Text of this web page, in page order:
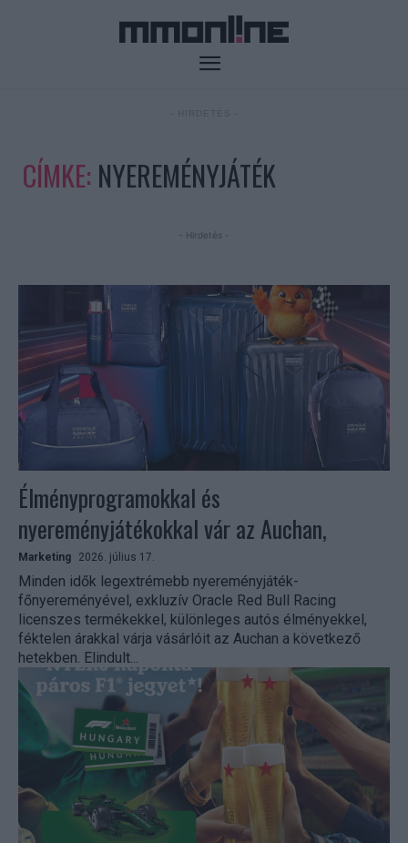
CÍMKE: NYEREMÉNYJÁTÉK
- Hirdetés -
Élményprogramokkal és
nyereményjátékokkal vár az Auchan,
Marketing 2026. július 17.
Minden idők legextrémebb nyereményjáték-
főnyereményével, exkluzív Oracle Red Bull Racing
licenszes termékekkel, különleges autós élményekkel,
féktelen árakkal várja vásárlóit az Auchan a következő
hetekben. Elindult...